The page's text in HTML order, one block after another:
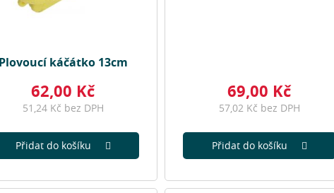
Plovoucí káčátko 13cm
62,00 Kč
51,24 Kč bez DPH
Přidat do košíku
69,00 Kč
57,02 Kč bez DPH
Přidat do košíku